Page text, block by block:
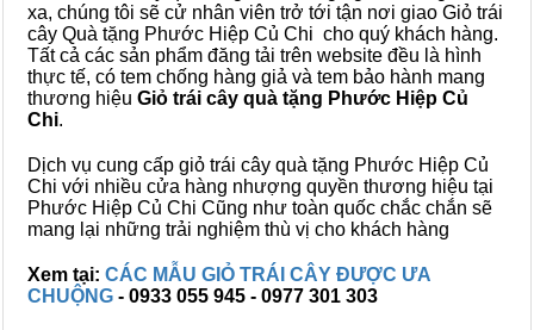
xa, chúng tôi sẽ cử nhân viên trở tới tận nơi giao Giỏ trái
cây Quà tặng Phước Hiệp Củ Chi cho quý khách hàng.
Tất cả các sản phẩm đăng tải trên website đều là hình
thực tế, có tem chống hàng giả và tem bảo hành mang
thương hiệu Giỏ trái cây quà tặng Phước Hiệp Củ
Chi.
Dịch vụ cung cấp giỏ trái cây quà tặng Phước Hiệp Củ
Chi với nhiều cửa hàng nhượng quyền thương hiệu tại
Phước Hiệp Củ Chi Cũng như toàn quốc chắc chắn sẽ
mang lại những trải nghiệm thù vị cho khách hàng
Xem tại: CÁC MẪU GIỎ TRÁI CÂY ĐƯỢC ƯA
CHUỘNG - 0933 055 945 - 0977 301 303